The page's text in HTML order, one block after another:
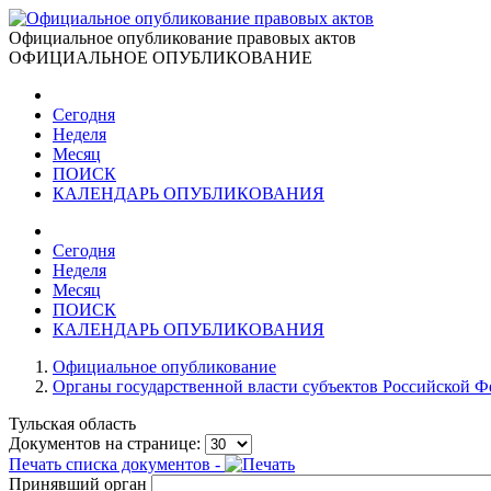
Официальное опубликование правовых актов
ОФИЦИАЛЬНОЕ ОПУБЛИКОВАНИЕ
Сегодня
Неделя
Месяц
ПОИСК
КАЛЕНДАРЬ ОПУБЛИКОВАНИЯ
Сегодня
Неделя
Месяц
ПОИСК
КАЛЕНДАРЬ ОПУБЛИКОВАНИЯ
Официальное опубликование
Органы государственной власти субъектов Российской
Тульская область
Документов на странице:
Печать списка документов -
Принявший орган